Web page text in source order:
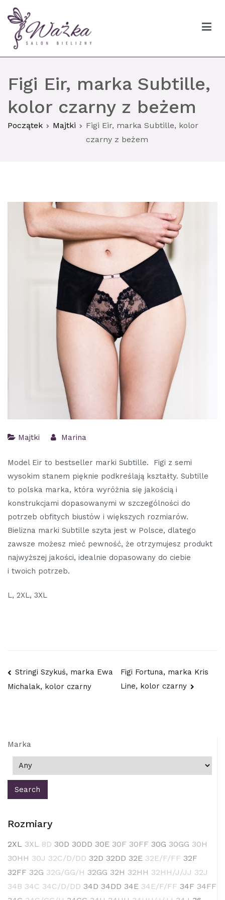
Przejdź
do
treści
Ważka biustonosze Gdańsk
Figi Eir, marka Subtille,
kolor czarny z beżem
Początek Majtki
Figi Eir, marka Subtille, kolor
czarny z beżem
Majtki Marina
Model Eir to bestseller marki Subtille. Figi z semi
wysokim stanem pięknie podkreślają kształty. Subtille
to polska marka, która wyróżnia się jakością i
konstrukcjami dopasowanymi w szczególności do
potrzeb obfitych biustów i większych rozmiarów.
Bielizna marki Subtille szyta jest w Polsce, dlatego
zawsze możesz mieć pewność, że otrzymujesz produkt
najwyższej jakości, idealnie dopasowany do ciebie
i twoich potrzeb.
L, 2XL, 3XL
Nawigacja
wpisu
Stringi Szykuś, marka Ewa
Michalak, kolor czarny
Figi Fortuna, marka Kris
Line, kolor czarny
Marka
Rozmiary
2XL 3XL 8D 30D 30DD 30E 30F 30FF 30G 30GG 30H
30HH 30J 32C/D/DD 32D 32DD 32E 32E/F/FF 32F
32FF 32G 32G/GG/H 32GG 32H 32HH 32HH/J/JJ 32J
34B 34C 34C/D/DD 34D 34DD 34E 34E/F/FF 34F 34FF